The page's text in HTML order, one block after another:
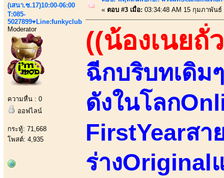
(เสนา.ซ.17)10:00-06:00
T:085-
5027899♥Line:funkyclub
Moderator
ความหื่น : 0
ออฟไลน์
กระทู้: 71,668
โพสต์: 4,935
« ตอบ #3 เมื่อ: 03:34:48 AM 15 กุมภาพันธ์
((น้องเนยถั่
ฉีกบริบทเดิม
ดังในโลก
FirstYearสา
ร่างOriginal